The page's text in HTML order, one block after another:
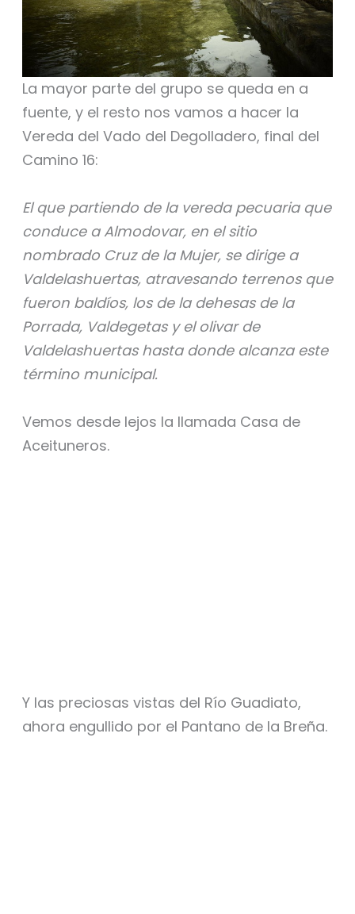
La mayor parte del grupo se queda en a
fuente, y el resto nos vamos a hacer la
Vereda del Vado del Degolladero, final del
Camino 16:
El que partiendo de la vereda pecuaria que
conduce a Almodovar, en el sitio
nombrado Cruz de la Mujer, se dirige a
Valdelashuertas, atravesando terrenos que
fueron baldíos, los de la dehesas de la
Porrada, Valdegetas y el olivar de
Valdelashuertas hasta donde alcanza este
término municipal.
Vemos desde lejos la llamada Casa de
Aceituneros.
Y las preciosas vistas del Río Guadiato,
ahora engullido por el Pantano de la Breña.